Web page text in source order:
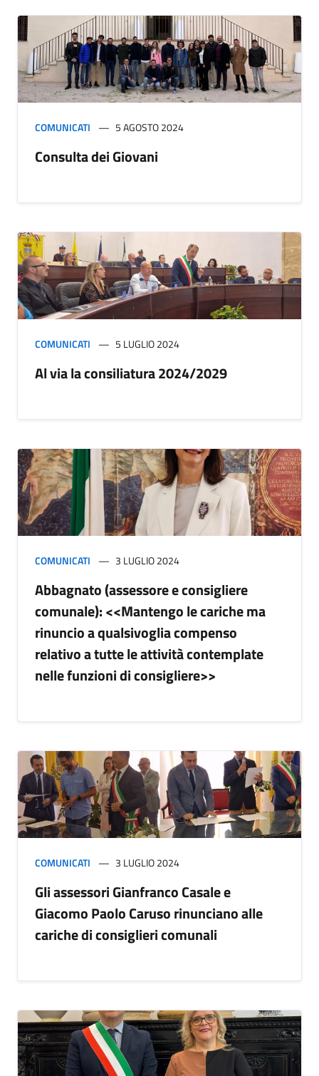
COMUNICATI 5 AGOSTO 2024
Consulta dei Giovani
COMUNICATI 5 LUGLIO 2024
Al via la consiliatura 2024/2029
COMUNICATI 3 LUGLIO 2024
Abbagnato (assessore e consigliere
comunale): <<Mantengo le cariche ma
rinuncio a qualsivoglia compenso
relativo a tutte le attività contemplate
nelle funzioni di consigliere>>
COMUNICATI 3 LUGLIO 2024
Gli assessori Gianfranco Casale e
Giacomo Paolo Caruso rinunciano alle
cariche di consiglieri comunali